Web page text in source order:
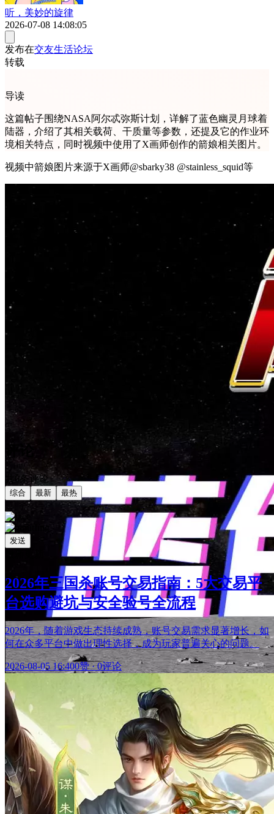
听，美妙的旋律
2026-07-08 14:08:05
发布在交友生活论坛
转载
导读
这篇帖子围绕NASA阿尔忒弥斯计划，详解了蓝色幽灵月球着
陆器，介绍了其相关载荷、干质量等参数，还提及它的作业环
境相关特点，同时视频中使用了X画师创作的箭娘相关图片。
视频中箭娘图片来源于X画师@sbarky38 @stainless_squid等
评论
共0条评论
综合 最新 最热
发送
2026年三国杀账号交易指南：5大交易平
台选购避坑与安全验号全流程
2026年，随着游戏生态持续成熟，账号交易需求显著增长，如
何在众多平台中做出理性选择，成为玩家普遍关心的问题。
2026-08-05 16:400赞·0评论